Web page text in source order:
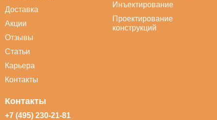
Доставка
Акции
Отзывы
Статьи
Карьера
Контакты
Инъектирование
Проектирование
конструкций
Контакты
+7 (495) 230-21-81